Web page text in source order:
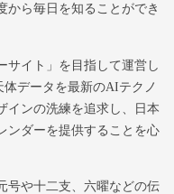
から毎日を知ることができ
サイト」を目指して運営し
データを最新のAIテクノ
インの洗練を追求し、日本
ンダーを提供することを心
号や十二支、六曜などの伝